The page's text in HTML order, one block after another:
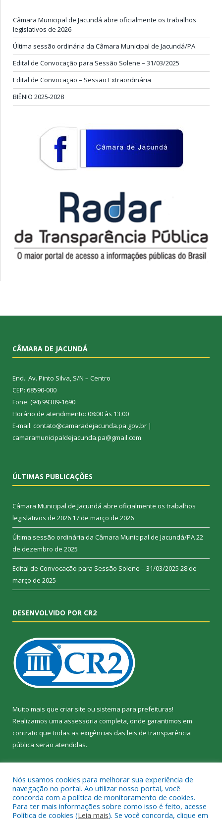
Câmara Municipal de Jacundá abre oficialmente os trabalhos
legislativos de 2026
Última sessão ordinária da Câmara Municipal de Jacundá/PA
Edital de Convocação para Sessão Solene – 31/03/2025
Edital de Convocação – Sessão Extraordinária
BIÊNIO 2025-2028
CÂMARA DE JACUNDÁ
End.: Av. Pinto Silva, S/N – Centro
CEP: 68590-000
Fone: (94) 99309-1690
Horário de atendimento: 08:00 às 13:00
E-mail: contato@camaradejacunda.pa.gov.br |
camaramunicipaldejacunda.pa@gmail.com
ÚLTIMAS PUBLICAÇÕES
Câmara Municipal de Jacundá abre oficialmente os trabalhos
legislativos de 2026 17 de março de 2026
Última sessão ordinária da Câmara Municipal de Jacundá/PA22
de dezembro de 2025
Edital de Convocação para Sessão Solene – 31/03/2025 28 de
março de 2025
DESENVOLVIDO POR CR2
Muito mais que criar site ou sistema para prefeituras!
Realizamos uma assessoria completa, onde garantimos em
contrato que todas as exigências das leis de transparência
pública serão atendidas.
Nós usamos cookies para melhorar sua experiência de
navegação no portal. Ao utilizar nosso portal, você
concorda com a política de monitoramento de cookies.
Para ter mais informações sobre como isso é feito, acesse
Política de cookies (Leia mais). Se você concorda, clique em